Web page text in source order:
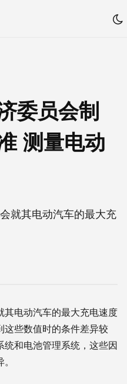
委员会制
测量电动
就其电动汽车的最大充
电动汽车的最大充电速度
这些数值时的条件差异较
和电池管理系统，这些因